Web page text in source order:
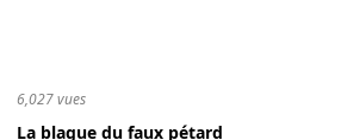
6,027 vues
La blague du faux pétard